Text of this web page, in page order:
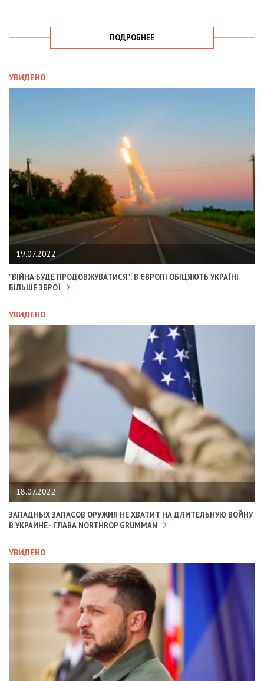
ПОДРОБНЕЕ
УВИДЕНО
19.07.2022
"ВІЙНА БУДЕ ПРОДОВЖУВАТИСЯ": В ЄВРОПІ ОБІЦЯЮТЬ УКРАЇНІ
БІЛЬШЕ ЗБРОЇ
УВИДЕНО
18.07.2022
ЗАПАДНЫХ ЗАПАСОВ ОРУЖИЯ НЕ ХВАТИТ НА ДЛИТЕЛЬНУЮ ВОЙНУ
В УКРАИНЕ - ГЛАВА NORTHROP GRUMMAN
УВИДЕНО